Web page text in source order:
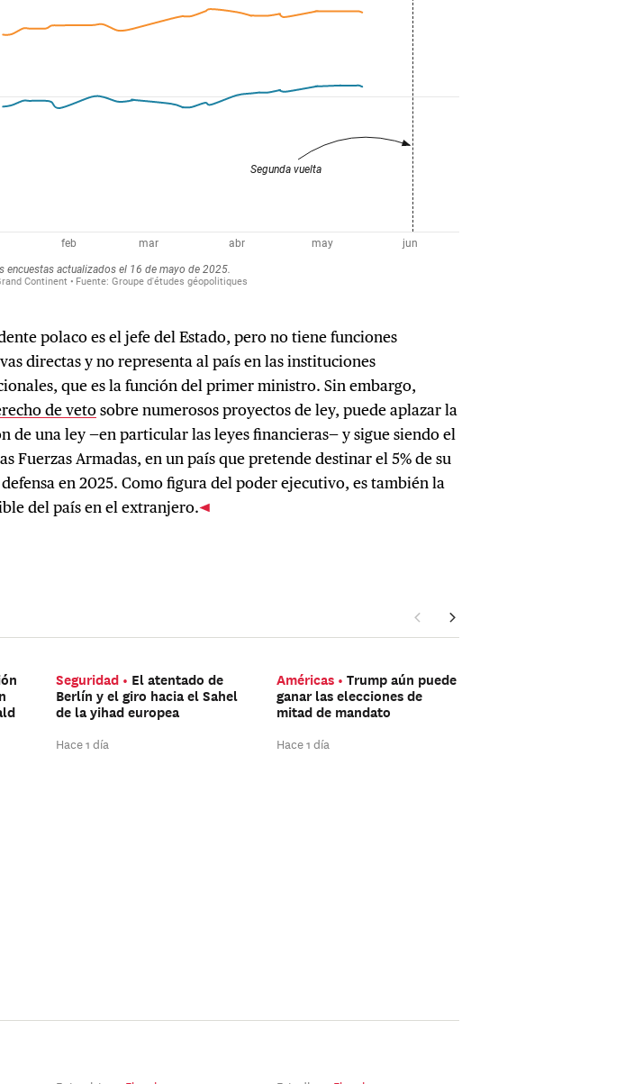
polaco es el jefe del Estado, pero no tiene funciones
directas y no representa al país en las instituciones
que es la función del primer ministro. Sin embargo,
de vetosobre numerosos proyectos de ley, puede aplazar la
de una ley —en particular las leyes financieras— y sigue siendo el
Fuerzas Armadas, en un país que pretende destinar el 5% de su
en 2025. Como figura del poder ejecutivo, es también la
del país en el extranjero.
Seguridad
El atentado de
Berlín y el giro hacia el Sahel
de la yihad europea
Hace 1 día
Américas
Trump aún puede
ganar las elecciones de
mitad de mandato
Hace 1 día